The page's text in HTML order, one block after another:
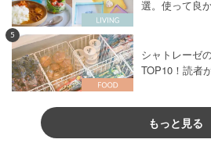
選。使って良
5
シャトレーゼ
TOP10！読者
もっと見る